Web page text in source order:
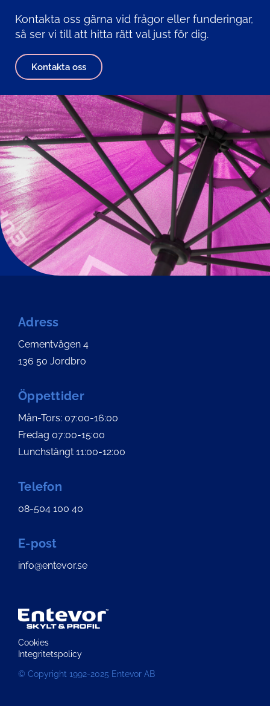
Kontakta oss gärna vid frågor eller funderingar,
så ser vi till att hitta rätt val just för dig.
Kontakta oss
Cookies
Integritetspolicy
© Copyright 1992-2025 Entevor AB
Adress
Cementvägen 4
136 50 Jordbro
Öppettider
Mån-Tors: 07:00-16:00
Fredag 07:00-15:00
Lunchstängt 11:00-12:00
Telefon
08-504 100 40
E-post
info@entevor.se